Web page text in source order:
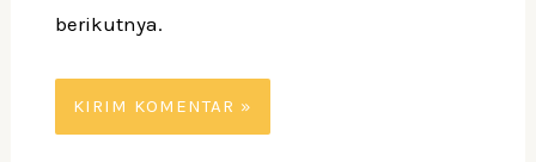
berikutnya.